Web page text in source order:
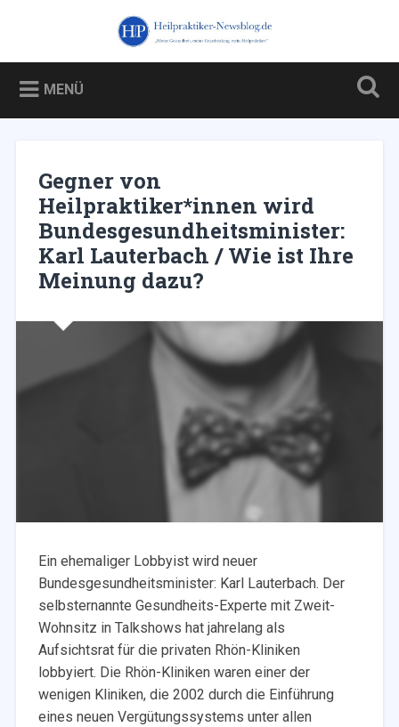
Heilpraktiker-Newsblog.de
Blog über und für Heilpraktiker – und über die Kampagne
gegen sie
MENÜ
Gegner von
Heilpraktiker*innen wird
Bundesgesundheitsminister:
Karl Lauterbach / Wie ist Ihre
Meinung dazu?
Ein ehemaliger Lobbyist wird neuer
Bundesgesundheitsminister: Karl Lauterbach. Der
selbsternannte Gesundheits-Experte mit Zweit-
Wohnsitz in Talkshows hat jahrelang als
Aufsichtsrat für die privaten Rhön-Kliniken
lobbyiert. Die Rhön-Kliniken waren einer der
wenigen Kliniken, die 2002 durch die Einführung
eines neuen Vergütungssystems unter allen